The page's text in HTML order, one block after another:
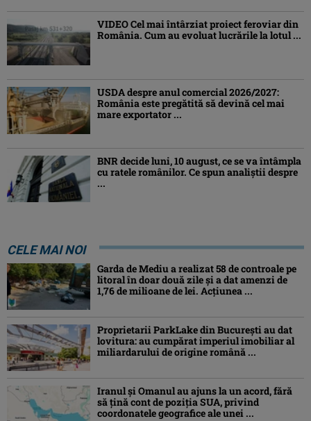
VIDEO Cel mai întârziat proiect feroviar din
România. Cum au evoluat lucrările la lotul ...
USDA despre anul comercial 2026/2027:
România este pregătită să devină cel mai
mare exportator ...
BNR decide luni, 10 august, ce se va întâmpla
cu ratele românilor. Ce spun analiștii despre
...
CELE MAI NOI
Garda de Mediu a realizat 58 de controale pe
litoral în doar două zile și a dat amenzi de
1,76 de milioane de lei. Acțiunea ...
Proprietarii ParkLake din București au dat
lovitura: au cumpărat imperiul imobiliar al
miliardarului de origine română ...
Iranul și Omanul au ajuns la un acord, fără
să țină cont de poziția SUA, privind
coordonatele geografice ale unei ...